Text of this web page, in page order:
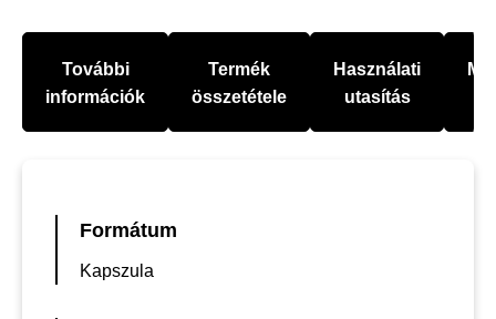
További
információk
Termék
összetétele
Használati
utasítás
Formátum
Kapszula